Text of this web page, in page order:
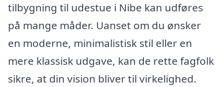
tilbygning til udestue i Nibe kan udføres
på mange måder. Uanset om du ønsker
en moderne, minimalistisk stil eller en
mere klassisk udgave, kan de rette fagfolk
sikre, at din vision bliver til virkelighed.